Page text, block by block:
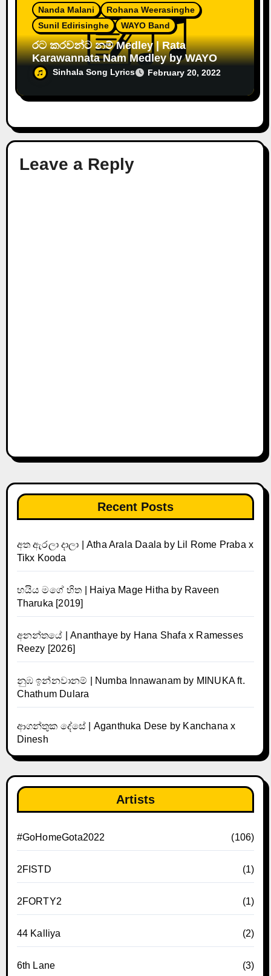
Nanda Malani
Rohana Weerasinghe
Sunil Edirisinghe
WAYO Band
රට කරවන්ට නම් Medley | Rata
Karawannata Nam Medley by WAYO
Sinhala Song Lyrics February 20, 2022
Leave a Reply
Recent Posts
අත ඇරලා දාලා | Atha Arala Daala by Lil Rome Praba x
Tikx Kooda
හයිය මගේ හිත | Haiya Mage Hitha by Raveen
Tharuka [2019]
අනන්තයේ | Ananthaye by Hana Shafa x Ramesses
Reezy [2026]
නුඹ ඉන්නවානම් | Numba Innawanam by MINUKA ft.
Chathum Dulara
ආගන්තුක දේසේ | Aganthuka Dese by Kanchana x
Dinesh
Artists
#GoHomeGota2022 (106)
2FISTD (1)
2FORTY2 (1)
44 Kalliya (2)
6th Lane (3)